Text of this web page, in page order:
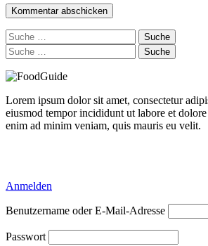
Suche
nach:
Suche
nach:
Lorem ipsum dolor sit amet, consectetur
eiusmod tempor incididunt ut labore et
enim ad minim veniam, quis mauris eu velit.
Anmelden
Benutzername oder E-Mail-Adresse
Passwort